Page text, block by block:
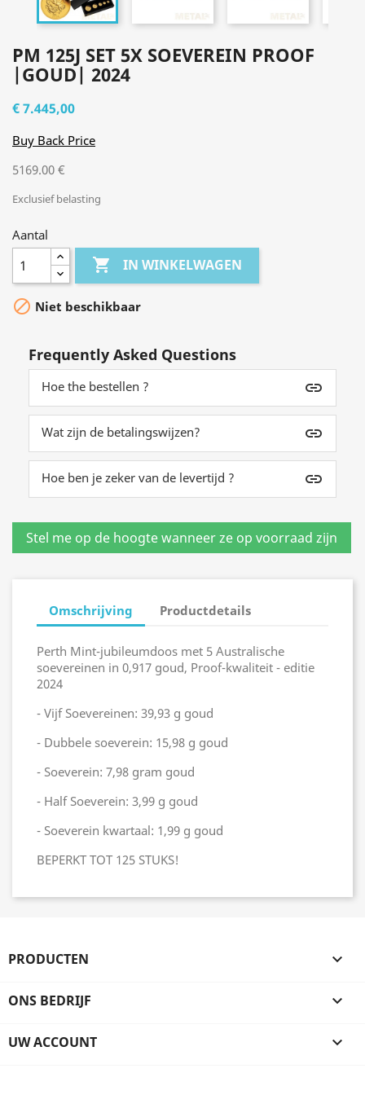
PM 125J SET 5X SOEVEREIN PROOF
|GOUD| 2024
€ 7.445,00
Buy Back Price
5169.00 €
Exclusief belasting
Aantal
 IN WINKELWAGEN
 Niet beschikbaar
Frequently Asked Questions
Hoe the bestellen ? insert_link
Wat zijn de betalingswijzen? insert_link
Hoe ben je zeker van de levertijd ? insert_link
Omschrijving Productdetails
Perth Mint-jubileumdoos met 5 Australische
soevereinen in 0,917 goud, Proof-kwaliteit - editie
2024
- Vijf Soevereinen: 39,93 g goud
- Dubbele soeverein: 15,98 g goud
- Soeverein: 7,98 gram goud
- Half Soeverein: 3,99 g goud
- Soeverein kwartaal: 1,99 g goud
BEPERKT TOT 125 STUKS!
PRODUCTEN 
ONS BEDRIJF 
UW ACCOUNT 